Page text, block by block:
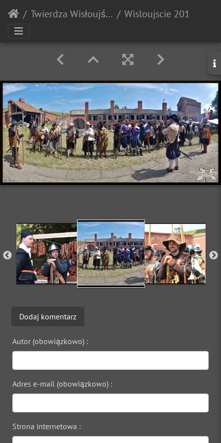
Twierdza Wisłoujście
Dodaj komentarz
Autor (obowiązkowo) :
Adres e-mail (obowiązkowo) :
Strona internetowa :